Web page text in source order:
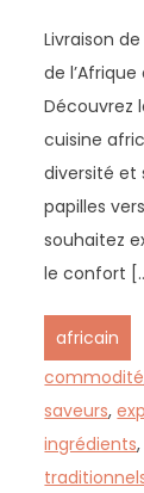
Livraison
de
Découvrez
cuisine
diversité et
papilles
souhaitez
le confort
africain
commodité
saveurs,
ingrédients